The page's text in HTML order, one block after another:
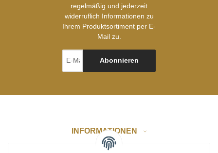
regelmäßig und jederzeit
widerruflich Informationen zu
Ihrem Produktsortiment per E-
Mail zu.
Abonnieren
INFORMATIONEN